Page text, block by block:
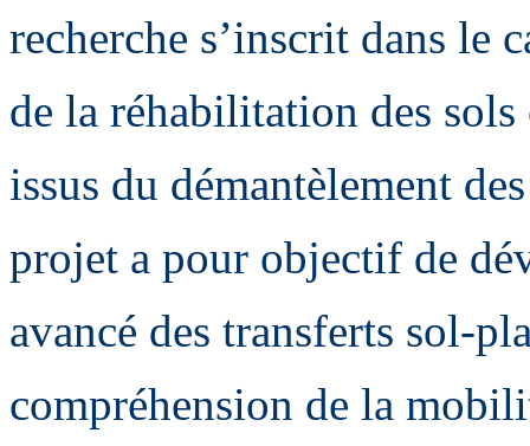
recherche s’inscrit dans le
de la réhabilitation des
issus du démantèlement
projet a pour objectif de
avancé des transferts sol-
compréhension de la